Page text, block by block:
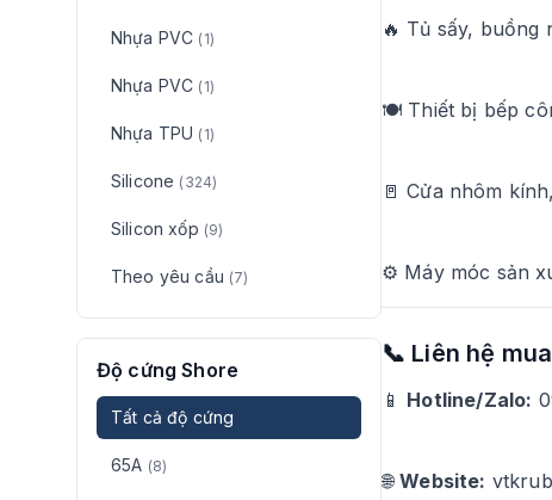
Nhựa PVC (1)
Nhựa PVC (1)
Nhựa TPU (1)
Silicone (324)
Silicon xốp (9)
Theo yêu cầu (7)
Độ cứng Shore
Tất cả độ cứng
65A (8)
🔥 Tủ sấy, buồng
🍽️ Thiết bị bếp
🚪 Cửa nhôm
⚙️ Máy móc sản
📞 Liên hệ
📱 Hotline/Zalo:
🌐Website: